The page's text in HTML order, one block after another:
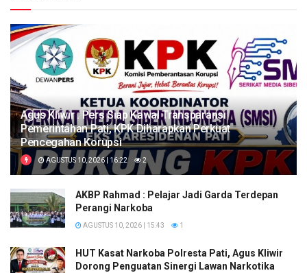
Agus Kliwir : Pers Siap Kawal Transparansi
Pemerintahan Pati, KPK Diharapkan Perkuat
Pencegahan Korupsi
AGUSTUS 10, 2026 | 16:22 2
AKBP Rahmad : Pelajar Jadi Garda Terdepan
Perangi Narkoba
AGUSTUS 10, 2026 | 15:43 1
HUT Kasat Narkoba Polresta Pati, Agus Kliwir
Dorong Penguatan Sinergi Lawan Narkotika